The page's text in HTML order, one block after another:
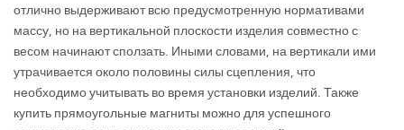
отлично выдерживают всю предусмотренную нормативами
массу, но на вертикальной плоскости изделия совместно с
весом начинают сползать. Иными словами, на вертикали ими
утрачивается около половины силы сцепления, что
необходимо учитывать во время установки изделий. Также
купить прямоугольные магниты можно для успешного